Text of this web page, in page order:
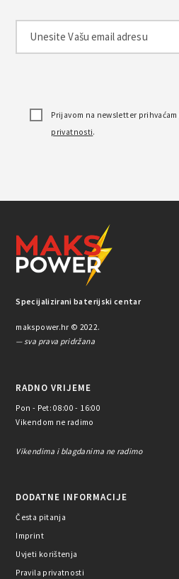
Prijavom na newsletter prihvaćam
privatnosti.
Specijalizirani baterijski centar
makspower.hr © 2022.
— sva prava pridržana
RADNO VRIJEME
Pon - Pet: 08:00 - 16:00
Vikendom ne radimo
Vikendima i blagdanima ne radimo
DODATNE INFORMACIJE
Česta pitanja
Imprint
Uvjeti korištenja
Pravila privatnosti